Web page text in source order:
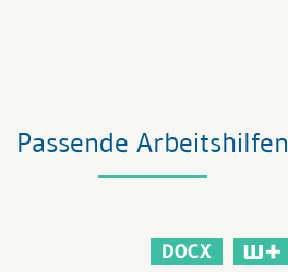
Passende Arbeitshilfen
DOCX